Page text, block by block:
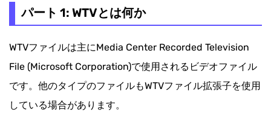
パート 2: WTVを変換する手順
パート 1: WTVとは何か
WTVファイルは主にMedia Center Recorded Television
File (Microsoft Corporation)で使用されるビデオファイル
です。他のタイプのファイルもWTVファイル拡張子を使用
している場合があります。